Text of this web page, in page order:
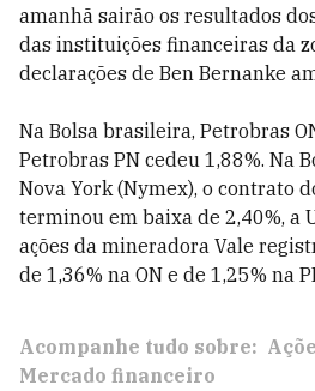
amanhã sairão os resultados
das instituições financeiras da
declarações de Ben Bernanke
Na Bolsa brasileira, Petrobras
Petrobras PN cedeu 1,88%. Na
Nova York (Nymex), o contrato
terminou em baixa de 2,40%, a
ações da mineradora Vale
de 1,36% na ON e de 1,25% na
Acompanhe tudo sobre:
Mercado financeiro